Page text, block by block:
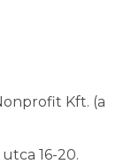
Kft. (a
16-20.